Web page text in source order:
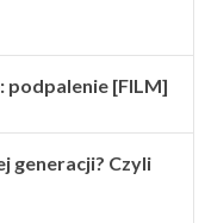
podpalenie [FILM]
generacji? Czyli